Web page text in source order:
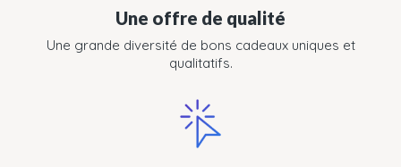
Une offre de qualité
Une grande diversité de bons cadeaux uniques et
qualitatifs.